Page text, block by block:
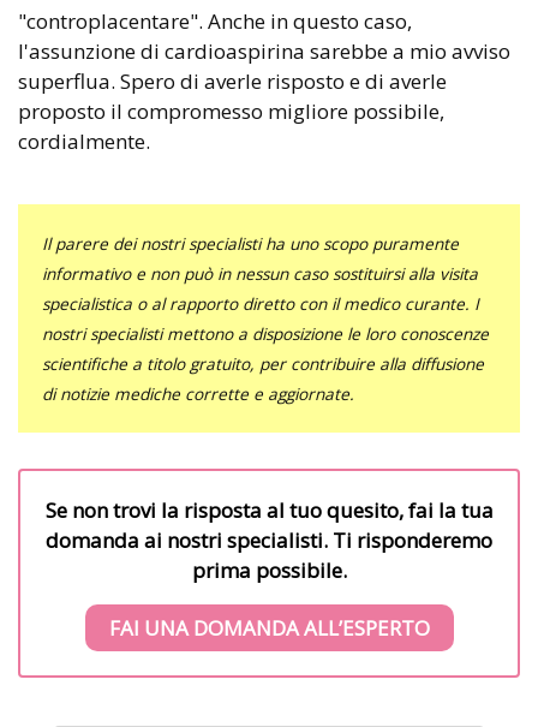
"controplacentare". Anche in questo caso,
l'assunzione di cardioaspirina sarebbe a mio avviso
superflua. Spero di averle risposto e di averle
proposto il compromesso migliore possibile,
cordialmente.
Il parere dei nostri specialisti ha uno scopo puramente
informativo e non può in nessun caso sostituirsi alla visita
specialistica o al rapporto diretto con il medico curante. I
nostri specialisti mettono a disposizione le loro conoscenze
scientifiche a titolo gratuito, per contribuire alla diffusione
di notizie mediche corrette e aggiornate.
Se non trovi la risposta al tuo quesito, fai la tua
domanda ai nostri specialisti. Ti risponderemo
prima possibile.
FAI UNA DOMANDA ALL’ESPERTO